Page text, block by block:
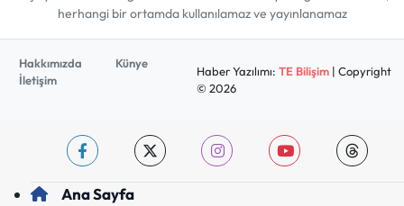
herhangi bir ortamda kullanılamaz ve yayınlanamaz
Hakkımızda
Künye
İletişim
Haber Yazılımı: TE Bilişim| Copyright
© 2026
Ana Sayfa